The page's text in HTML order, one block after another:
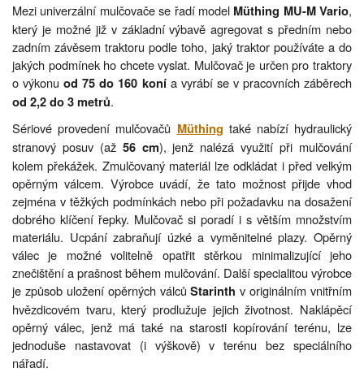
Mezi univerzální mulčovače se řadí model Müthing MU-M Vario,
který je možné již v základní výbavě agregovat s předním nebo
zadním závěsem traktoru podle toho, jaký traktor používáte a do
jakých podmínek ho chcete vyslat. Mulčovač je určen pro traktory
o výkonuod 75 do 160 konía vyrábí se v pracovních záběrech
od 2,2 do 3 metrů.
Sériové provedení mulčovačů Müthing také nabízí hydraulický
stranový posuv (až 56 cm), jenž nalézá využití při mulčování
kolem překážek. Zmulčovaný materiál lze odkládat i před velkým
opěrným válcem. Výrobce uvádí, že tato možnost přijde vhod
zejména v těžkých podmínkách nebo při požadavku na dosažení
dobrého klíčení řepky. Mulčovač si poradí i s větším množstvím
materiálu. Ucpání zabraňují úzké a vyměnitelné plazy. Opěrný
válec je možné volitelně opatřit stěrkou minimalizující jeho
znečištění a prašnost během mulčování. Další specialitou výrobce
je způsob uložení opěrných válcůStarinth v originálním vnitřním
hvězdicovém tvaru, který prodlužuje jejich životnost. Naklápěcí
opěrný válec, jenž má také na starosti kopírování terénu, lze
jednoduše nastavovat (i výškově) v terénu bez speciálního
nářadí.